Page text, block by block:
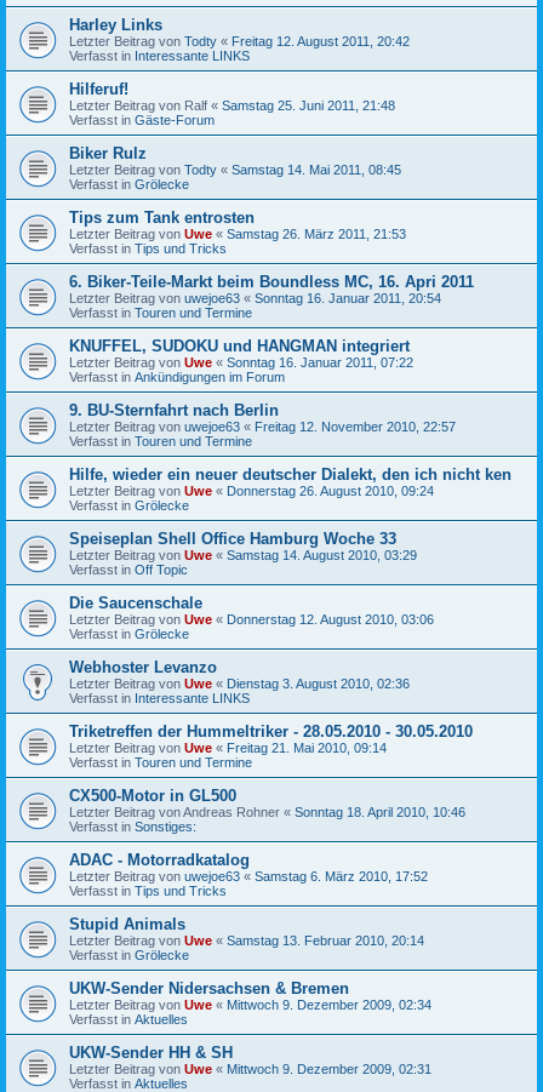
Harley Links
Letzter Beitrag von Todty « Freitag 12. August 2011, 20:42
Verfasst in Interessante LINKS
Hilferuf!
Letzter Beitrag von Ralf « Samstag 25. Juni 2011, 21:48
Verfasst in Gäste-Forum
Biker Rulz
Letzter Beitrag von Todty « Samstag 14. Mai 2011, 08:45
Verfasst in Grölecke
Tips zum Tank entrosten
Letzter Beitrag von Uwe « Samstag 26. März 2011, 21:53
Verfasst in Tips und Tricks
6. Biker-Teile-Markt beim Boundless MC, 16. Apri 2011
Letzter Beitrag von uwejoe63 « Sonntag 16. Januar 2011, 20:54
Verfasst in Touren und Termine
KNUFFEL, SUDOKU und HANGMAN integriert
Letzter Beitrag von Uwe « Sonntag 16. Januar 2011, 07:22
Verfasst in Ankündigungen im Forum
9. BU-Sternfahrt nach Berlin
Letzter Beitrag von uwejoe63 « Freitag 12. November 2010, 22:57
Verfasst in Touren und Termine
Hilfe, wieder ein neuer deutscher Dialekt, den ich nicht ken
Letzter Beitrag von Uwe « Donnerstag 26. August 2010, 09:24
Verfasst in Grölecke
Speiseplan Shell Office Hamburg Woche 33
Letzter Beitrag von Uwe « Samstag 14. August 2010, 03:29
Verfasst in Off Topic
Die Saucenschale
Letzter Beitrag von Uwe « Donnerstag 12. August 2010, 03:06
Verfasst in Grölecke
Webhoster Levanzo
Letzter Beitrag von Uwe « Dienstag 3. August 2010, 02:36
Verfasst in Interessante LINKS
Triketreffen der Hummeltriker - 28.05.2010 - 30.05.2010
Letzter Beitrag von Uwe « Freitag 21. Mai 2010, 09:14
Verfasst in Touren und Termine
CX500-Motor in GL500
Letzter Beitrag vonAndreas Rohner « Sonntag 18. April 2010, 10:46
Verfasst in Sonstiges:
ADAC - Motorradkatalog
Letzter Beitrag von uwejoe63 « Samstag 6. März 2010, 17:52
Verfasst in Tips und Tricks
Stupid Animals
Letzter Beitrag von Uwe « Samstag 13. Februar 2010, 20:14
Verfasst in Grölecke
UKW-Sender Nidersachsen & Bremen
Letzter Beitrag von Uwe « Mittwoch 9. Dezember 2009, 02:34
Verfasst in Aktuelles
UKW-Sender HH & SH
Letzter Beitrag von Uwe « Mittwoch 9. Dezember 2009, 02:31
Verfasst in Aktuelles